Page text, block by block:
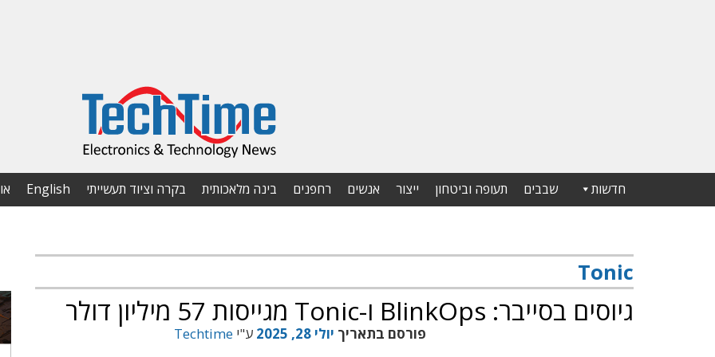
חדשות שבבים תעופה וביטחון ייצור אנשים רחפנים בינה מלאכותית בקרה וציוד תעשייתי English
Tonic
גיוסים בסייבר: BlinkOps ו-Tonic מגייסות 57 מיליון דולר
פורסם בתאריך יולי 28, 2025 ע"י Techtime